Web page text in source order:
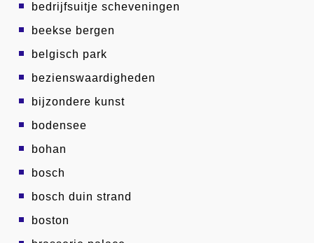
bedrijfsuitje scheveningen
beekse bergen
belgisch park
bezienswaardigheden
bijzondere kunst
bodensee
bohan
bosch
bosch duin strand
boston